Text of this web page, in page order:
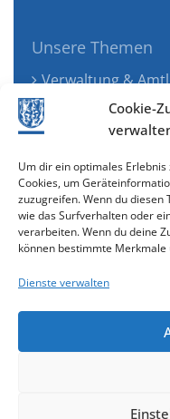
Cookie-
Um dir ein optimales
Cookies, um
zuzugreifen. Wenn du
wie das Surfverhalten oder
verarbeiten. Wenn du deine
können bestimmte
Dienste verwalten
Unsere Themen
Verwaltung &
Jugend, Familie &
Tourismus, Freizeit
Wirtschaft &
Senioren &